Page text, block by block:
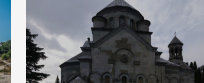
називаються «повстяками» (postaki)…” “Вино. Крим
виробляє відмінне вино і його вдосталь: воно все
легке біле і дуже […]